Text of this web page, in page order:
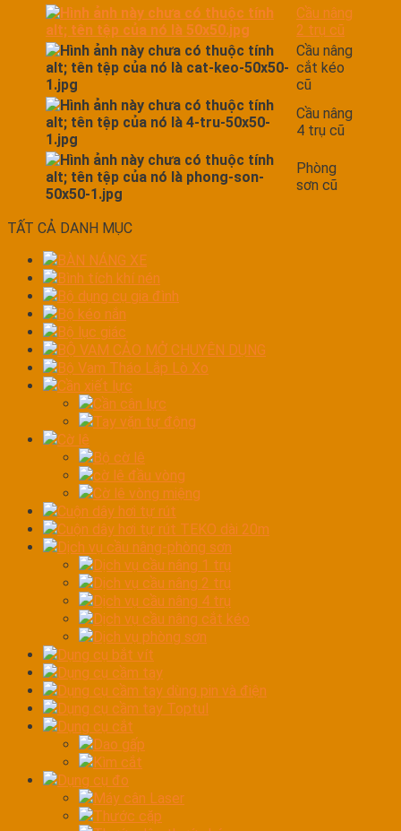
Cầu nâng
2 trụ cũ
Cầu nâng
cắt kéo
cũ
Cầu nâng
4 trụ cũ
Phòng
sơn cũ
TẤT CẢ DANH MỤC
BÀN NÁNG XE
Bình tích khí nén
Bộ dụng cụ gia đình
Bộ kéo nắn
Bộ lục giác
BỘ VAM CẢO MỞ CHUYÊN DỤNG
Bộ Vam Tháo Lắp Lò Xo
Cần xiết lực
Cần cân lực
Tay vặn tự động
Cờ lê
Bộ cờ lê
cờ lê đầu vòng
Cờ lê vòng miệng
Cuộn dây hơi tự rút
Cuộn dây hơi tự rút TEKO dài 20m
Dịch vụ cầu nâng-phòng sơn
Dịch vụ cầu nâng 1 trụ
Dịch vụ cầu nâng 2 trụ
Dịch vụ cầu nâng 4 trụ
Dịch vụ cầu nâng cắt kéo
Dịch vụ phòng sơn
Dụng cụ bắt vít
Dụng cụ cầm tay
Dụng cụ cầm tay dùng pin và điện
Dụng cụ cầm tay Toptul
Dụng cụ cắt
Dao gấp
Kìm cắt
Dụng cụ đo
Máy cân Laser
Thước cặp